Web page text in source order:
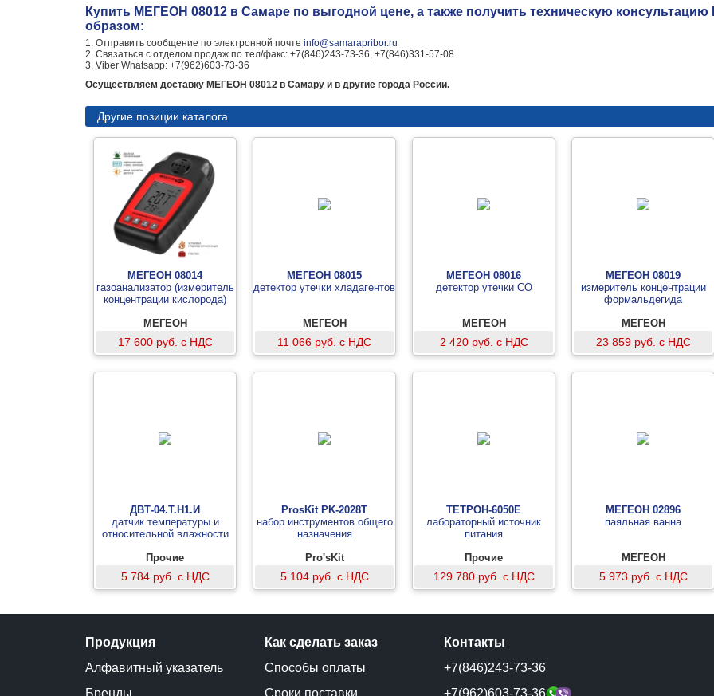
Купить МЕГЕОН 08012 в Самаре по выгодной цене, а также получить техническую
образом:
1. Отправить сообщение по электронной почте info@samarapribor.ru
2. Связаться с отделом продаж по тел/факс: +7(846)243-73-36, +7(846)331-57-08
3. Viber Whatsapp: +7(962)603-73-36
Осуществляем доставку МЕГЕОН 08012 в Самару и в другие города России.
Другие позиции каталога
МЕГЕОН 08014
газоанализатор (измеритель
концентрации кислорода)
МЕГЕОН
17 600 руб. с НДС
МЕГЕОН 08015
детектор утечки хладагентов
МЕГЕОН
11 066 руб. с НДС
МЕГЕОН 08016
детектор утечки CO
МЕГЕОН
2 420 руб. с НДС
МЕГЕОН 08019
измеритель концентрации
формальдегида
МЕГЕОН
23 859 руб. с НДС
ДВТ-04.Т.Н1.И
датчик температуры и
относительной влажности
Прочие
5 784 руб. с НДС
ProsKit PK-2028T
набор инструментов общего
назначения
Pro'sKit
5 104 руб. с НДС
ТЕТРОН-6050Е
лабораторный источник
питания
Прочие
129 780 руб. с НДС
МЕГЕОН 02896
паяльная ванна
МЕГЕОН
5 973 руб. с НДС
Продукция
Алфавитный указатель
Бренды
Как сделать заказ
Способы оплаты
Сроки поставки
Контакты
+7(846)243-73-36
+7(962)603-73-36